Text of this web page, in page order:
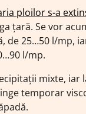
ploilor s-a
țară. Se vor
de 25…50 l/mp,
l/mp.
mixte, iar
temporar